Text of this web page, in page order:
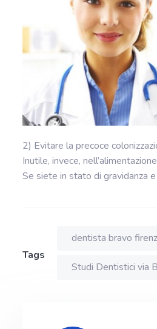
2) Evitare la precoce
Inutile, invece,
Se siete in stato di gravidanza
Tags
dentista bravo
Studi Dentistici via